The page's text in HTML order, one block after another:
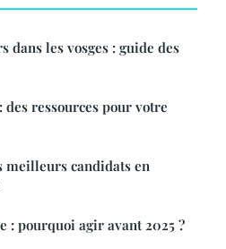
dans les vosges : guide des
ressources pour votre
meilleurs candidats en
: pourquoi agir avant 2025 ?